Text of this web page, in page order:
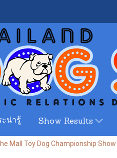
ะน่ารู้ Show Results
Mall Toy Dog Championship